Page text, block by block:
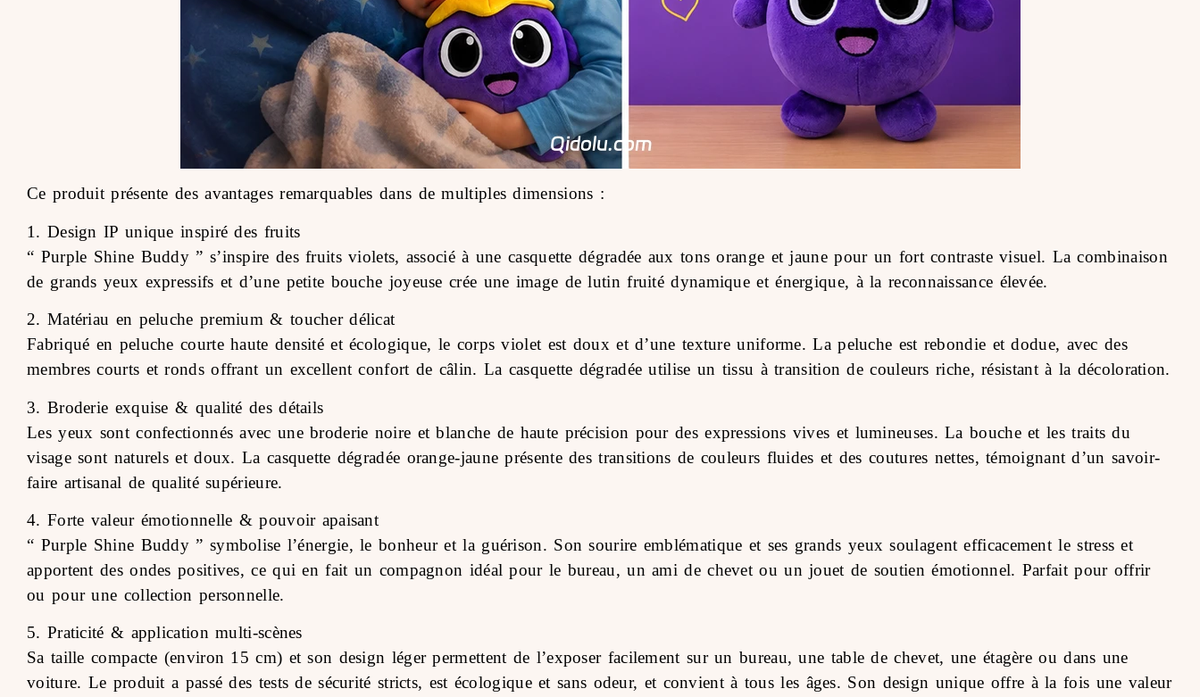
Ce produit présente des avantages remarquables dans de multiples dimensions :
1. Design IP unique inspiré des fruits
“ Purple Shine Buddy ” s’inspire des fruits violets, associé à une casquette dégradée aux tons orange et jaune pour un fort contraste visuel. La combinaison
de grands yeux expressifs et d’une petite bouche joyeuse crée une image de lutin fruité dynamique et énergique, à la reconnaissance élevée.
2. Matériau en peluche premium & toucher délicat
Fabriqué en peluche courte haute densité et écologique, le corps violet est doux et d’une texture uniforme. La peluche est rebondie et dodue, avec des
membres courts et ronds offrant un excellent confort de câlin. La casquette dégradée utilise un tissu à transition de couleurs riche, résistant à la décoloration.
3. Broderie exquise & qualité des détails
Les yeux sont confectionnés avec une broderie noire et blanche de haute précision pour des expressions vives et lumineuses. La bouche et les traits du
visage sont naturels et doux. La casquette dégradée orange-jaune présente des transitions de couleurs fluides et des coutures nettes, témoignant d’un savoir-
faire artisanal de qualité supérieure.
4. Forte valeur émotionnelle & pouvoir apaisant
“ Purple Shine Buddy ” symbolise l’énergie, le bonheur et la guérison. Son sourire emblématique et ses grands yeux soulagent efficacement le stress et
apportent des ondes positives, ce qui en fait un compagnon idéal pour le bureau, un ami de chevet ou un jouet de soutien émotionnel. Parfait pour offrir
ou pour une collection personnelle.
5. Praticité & application multi-scènes
Sa taille compacte (environ 15 cm) et son design léger permettent de l’exposer facilement sur un bureau, une table de chevet, une étagère ou dans une
voiture. Le produit a passé des tests de sécurité stricts, est écologique et sans odeur, et convient à tous les âges. Son design unique offre à la fois une valeur